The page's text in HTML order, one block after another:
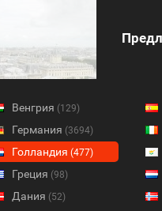
Венгрия (129)
Германия (3694)
Голландия (477)
Греция (98)
Дания (52)